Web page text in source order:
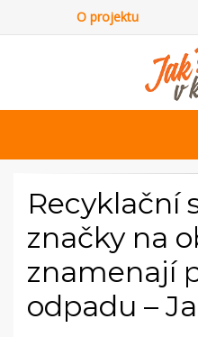
O projektu
Recyklační
značky na
znamenají
odpadu –